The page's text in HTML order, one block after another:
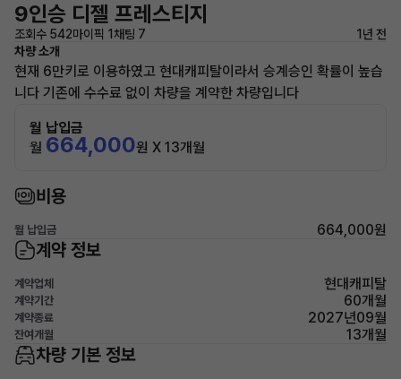
9인승 디젤 프레스티지
조회수 542마이픽 1채팅 7
1년 전
차량 소개
현재 6만키로 이용하였고 현대캐피탈이라서 승계승인 확률이 높습
니다 기존에 수수료 없이 차량을 계약한 차량입니다
월 납입금
월 664,000원 X 13개월
비용
월 납입금 664,000원
계약 정보
계약업체 현대캐피탈
계약기간 60개월
계약종료 2027년09월
잔여개월 13개월
차량 기본 정보